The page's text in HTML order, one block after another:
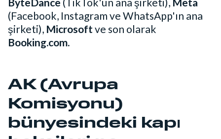
ByteDance (TikTok'un ana şirketi), Meta
(Facebook, Instagram ve WhatsApp'ın ana
şirketi), Microsoftve son olarak
Booking.com.
AK (Avrupa
Komisyonu)
bünyesindeki kapı